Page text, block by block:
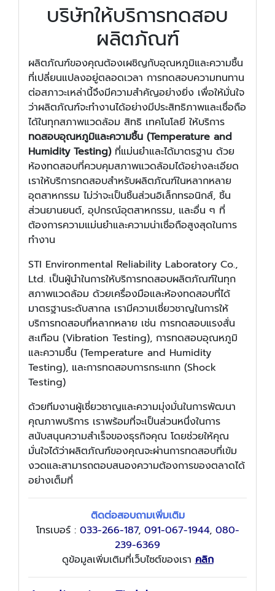
บริษัทให้บริการทดสอบ
ผลิตภัณฑ์
ผลิตภัณฑ์ของคุณต้องเผชิญกับอุณหภูมิและความชื้น
ที่เปลี่ยนแปลงอยู่ตลอดเวลา การทดสอบความทนทาน
ต่อสภาวะเหล่านี้จึงมีความสำคัญอย่างยิ่ง เพื่อให้มั่นใจ
ว่าผลิตภัณฑ์จะทำงานได้อย่างมีประสิทธิภาพและเชื่อถือ
ได้ในทุกสภาพแวดล้อม สิทธิ เทคโนโลยี ให้บริการ
ทดสอบอุณหภูมิและความชื้น (Temperature and
Humidity Testing)ที่แม่นยำและได้มาตรฐาน ด้วย
ห้องทดสอบที่ควบคุมสภาพแวดล้อมได้อย่างละเอียด
เราให้บริการทดสอบสำหรับผลิตภัณฑ์ในหลากหลาย
อุตสาหกรรม ไม่ว่าจะเป็นชิ้นส่วนอิเล็กทรอนิกส์, ชิ้น
ส่วนยานยนต์, อุปกรณ์อุตสาหกรรม, และอื่น ๆ ที่
ต้องการความแม่นยำและความน่าเชื่อถือสูงสุดในการ
ทำงาน
STI Environmental Reliability Laboratory Co.,
Ltd. เป็นผู้นำในการให้บริการทดสอบผลิตภัณฑ์ในทุก
สภาพแวดล้อม ด้วยเครื่องมือและห้องทดสอบที่ได้
มาตรฐานระดับสากล เรามีความเชี่ยวชาญในการให้
บริการทดสอบที่หลากหลาย เช่น การทดสอบแรงสั่น
สะเทือน (Vibration Testing), การทดสอบอุณหภูมิ
และความชื้น (Temperature and Humidity
Testing), และการทดสอบการกระแทก (Shock
Testing)
ด้วยทีมงานผู้เชี่ยวชาญและความมุ่งมั่นในการพัฒนา
คุณภาพบริการ เราพร้อมที่จะเป็นส่วนหนึ่งในการ
สนับสนุนความสำเร็จของธุรกิจคุณ โดยช่วยให้คุณ
มั่นใจได้ว่าผลิตภัณฑ์ของคุณจะผ่านการทดสอบที่เข้ม
งวดและสามารถตอบสนองความต้องการของตลาดได้
อย่างเต็มที่
ติดต่อสอบถามเพิ่มเติม
โทรเบอร์ : 033-266-187, 091-067-1944, 080-
239-6369
ดูข้อมูลเพิ่มเติมที่เว็บไซต์ของเราคลิก